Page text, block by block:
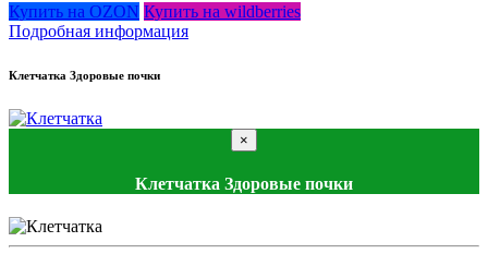
Купить на OZON Купить на wildberries
Подробная информация
Клетчатка Здоровые почки
×
Клетчатка Здоровые почки